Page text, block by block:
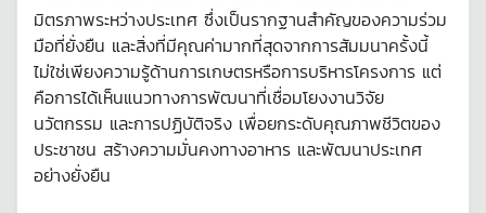
มิตรภาพระหว่างประเทศ ซึ่งเป็นรากฐานสำคัญของความร่วม
มือที่ยั่งยืน และสิ่งที่มีคุณค่ามากที่สุดจากการสัมมนาครั้งนี้
ไม่ใช่เพียงความรู้ด้านการเกษตรหรือการบริหารโครงการ แต่
คือการได้เห็นแนวทางการพัฒนาที่เชื่อมโยงงานวิจัย
นวัตกรรม และการปฏิบัติจริง เพื่อยกระดับคุณภาพชีวิตของ
ประชาชน สร้างความมั่นคงทางอาหาร และพัฒนาประเทศ
อย่างยั่งยืน